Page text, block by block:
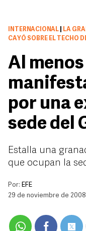
INTERNACIONAL
LA
CAYÓ SOBRE EL TECHO
Al
por una
sede del
Estalla una
que ocupan la
Por: EFE
29 de noviembre de